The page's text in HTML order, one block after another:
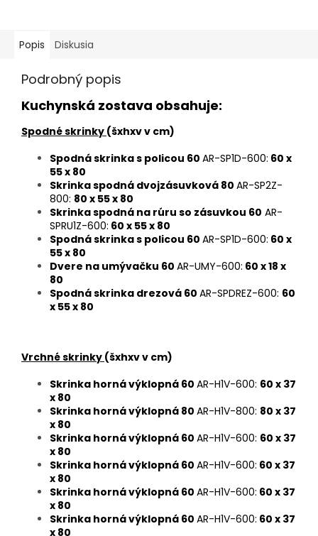
Popis Diskusia
Podrobný popis
Kuchynská zostava obsahuje:
Spodné skrinky (šxhxv v cm)
Spodná skrinka s policou 60 AR-SP1D-600: 60 x
55 x 80
Skrinka spodná dvojzásuvková 80 AR-SP2Z-
800: 80 x 55 x 80
Skrinka spodná na rúru so zásuvkou 60 AR-
SPRU1Z-600: 60 x 55 x 80
Spodná skrinka s policou 60 AR-SP1D-600: 60 x
55 x 80
Dvere na umývačku 60 AR-UMY-600: 60 x 18 x
80
Spodná skrinka drezová 60 AR-SPDREZ-600: 60
x 55 x 80
Vrchné skrinky (šxhxv v cm)
Skrinka horná výklopná 60 AR-H1V-600: 60 x 37
x 80
Skrinka horná výklopná 80 AR-H1V-800: 80 x 37
x 80
Skrinka horná výklopná 60 AR-H1V-600: 60 x 37
x 80
Skrinka horná výklopná 60 AR-H1V-600: 60 x 37
x 80
Skrinka horná výklopná 60 AR-H1V-600: 60 x 37
x 80
Skrinka horná výklopná 60 AR-H1V-600: 60 x 37
x 80